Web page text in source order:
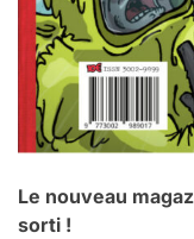
Le nouveau
sorti !